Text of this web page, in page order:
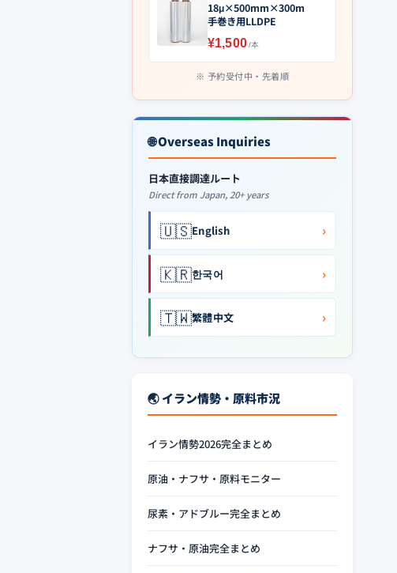
18μ×500mm×300m
手巻き用LLDPE
¥1,500/本
予約受付中・先着順
🌐 Overseas Inquiries
日本直接調達ルート
Direct from Japan, 20+ years
🇺🇸English ›
🇰🇷한국어 ›
🇹🇼繁體中文 ›
🌏 イラン情勢・原料市況
イラン情勢2026完全まとめ
原油・ナフサ・原料モニター
尿素・アドブルー完全まとめ
ナフサ・原油完全まとめ